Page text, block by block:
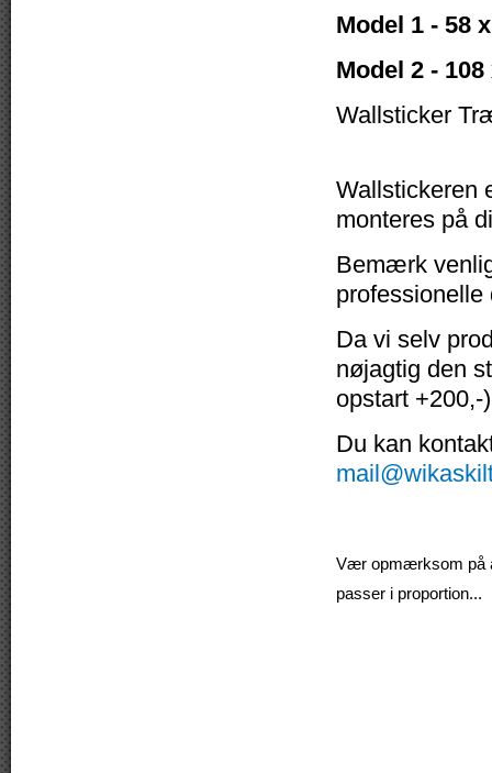
Model 1 - 58
Model 2 -
Wallsticker
Wallstickeren
monteres på
Bemærk
professionelle
Da vi selv
nøjagtig den
opstart +200,-
Du kan
Vær opmærksom på
passer i proportion...